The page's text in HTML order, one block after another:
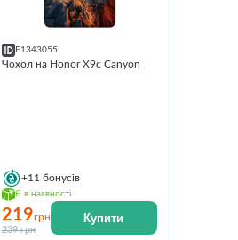
F1343055
Чохол на Honor X9c Canyon
+11 бонусів
Є в наявності
219грн
239 грн
Купити